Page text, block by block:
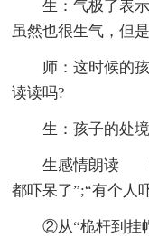
生：气极了表示
虽然也很生气，但
师：这时候的孩
读读吗?
生：孩子的处境
生感情朗读 ①
都吓呆了”;“有个人
②从“桅杆到挂帽